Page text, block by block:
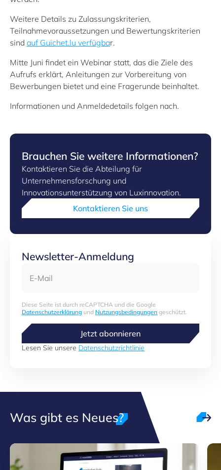
Weitere Details zu Zulassungskriterien,
Teilnahmevoraussetzungen und Bewertungskriterien
sind auf Guichet.lu verfügbar.
Mitte Juni findet ein Webinar statt, das die Ziele des
Aufrufs erklärt, Anleitungen zur Vorbereitung von
Bewerbungen bietet und eine Fragerunde beinhaltet.
Informationen und Anmeldedetails folgen nach.
Brauchen Sie weitere Informationen?
Kontaktieren Sie die Abteilung für
Unternehmensforschung und
Innovationsunterstützung von Luxinnovation.
Kontaktieren Sie uns
Newsletter-Anmeldung
Diese Seite ist durch reCAPTCHA und die Google
Datenschutzerklärung und Nutzungsbedingungen geschützt.
Jetzt abonnieren
Lesen Sie unsere Datenschutzrichtlinie
Was gibt es Neues?